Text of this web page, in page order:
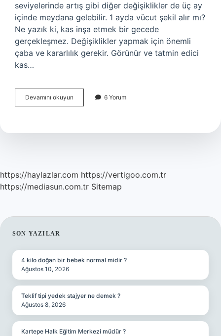
seviyelerinde artış gibi diğer değişiklikler de üç ay
içinde meydana gelebilir. 1 ayda vücut şekil alır mı?
Ne yazık ki, kas inşa etmek bir gecede
gerçekleşmez. Değişiklikler yapmak için önemli
çaba ve kararlılık gerekir. Görünür ve tatmin edici
kas…
Devamını okuyun
Ne
Şekillenir
6 Yorum
https://haylazlar.com https://vertigoo.com.tr
https://mediasun.com.tr Sitemap
SIDEBAR
SON YAZILAR
4 kilo doğan bir bebek normal midir ?
Ağustos 10, 2026
Teklif tipi yedek stajyer ne demek ?
Ağustos 8, 2026
Kartepe Halk Eğitim Merkezi müdür ?